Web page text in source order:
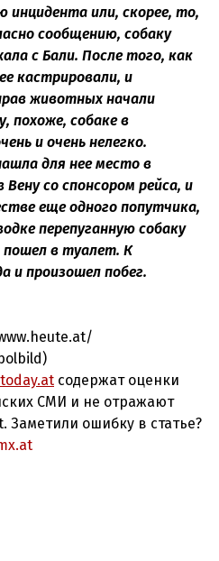
или, скорее, то,
сообщению, собаку
с Бали. После того, как
кастрировали, и
животных начали
похоже, собаке в
и очень нелегко.
для нее место в
Вену со спонсором рейса, и
еще одного попутчика,
перепуганную собаку
пошел в туалет. К
и произошел побег.
содержат оценки
СМИ и не отражают
ошибку в статье?